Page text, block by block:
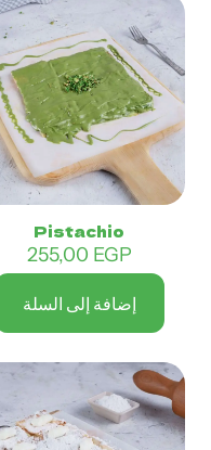
Pistachio
255,00 EGP
إضافة إلى السلة